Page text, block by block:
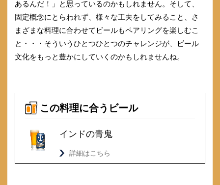
あるんだ！」と思っているのかもしれません。そして、
固定概念にとらわれず、様々な工夫をしてみること、さ
まざまな料理に合わせてビールもペアリングを楽しむこ
と・・・そういうひとつひとつのチャレンジが、ビール
文化をもっと豊かにしていくのかもしれませんね。
この料理に合うビール
インドの青鬼
詳細はこちら